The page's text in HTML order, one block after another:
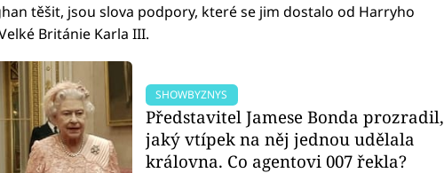
těšit, jsou slova podpory, které se jim dostalo od Harryho
Británie Karla III.
SHOWBYZNYS
Představitel Jamese Bonda prozradil,
jaký vtípek na něj jednou udělala
královna. Co agentovi 007 řekla?